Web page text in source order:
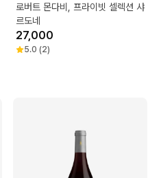
로버트 몬다비, 프라이빗 셀렉션 샤
르도네
27,000
5.0 (2)